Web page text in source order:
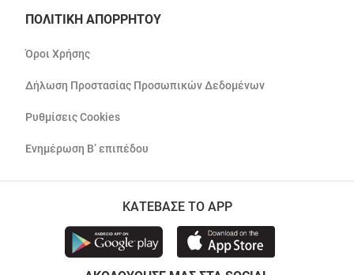
ΠΟΛΙΤΙΚΗ ΑΠΟΡΡΗΤΟΥ
Όροι Χρήσης
Δήλωση Προστασίας Προσωπικών Δεδομένων
Ρυθμίσεις Cookies
Ενημέρωση Β’ επιπέδου
ΚΑΤΕΒΑΣΕ ΤΟ APP